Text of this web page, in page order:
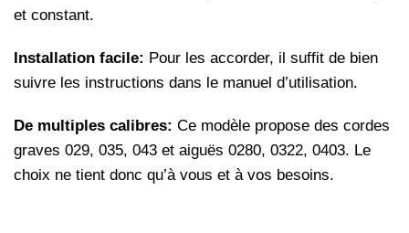
et constant.
Installation facile: Pour les accorder, il suffit de bien
suivre les instructions dans le manuel d’utilisation.
De multiples calibres: Ce modèle propose des cordes
graves 029, 035, 043 et aiguës 0280, 0322, 0403. Le
choix ne tient donc qu’à vous et à vos besoins.